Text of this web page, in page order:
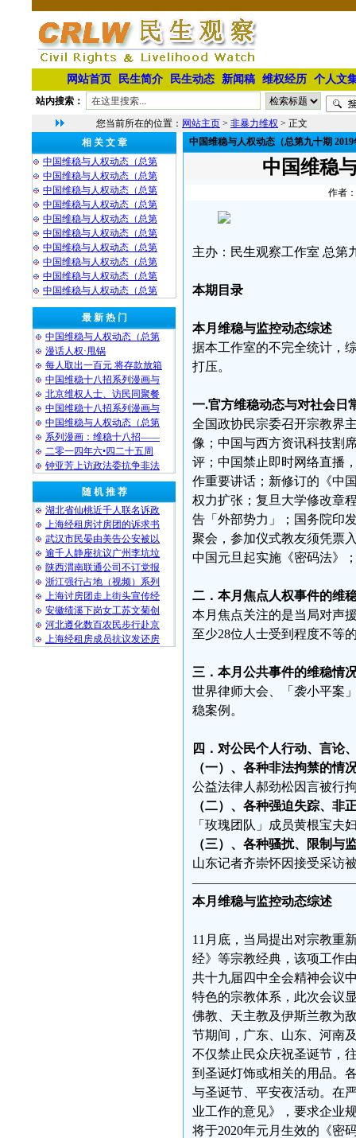
网站首页 民生简介 民生动态 新闻稿 维权经历 个人文
站内搜索：
您当前所在的位置： 网站主页 > 非暴力维权 > 正文
相 关 文 章
中国维稳与人权动态（总第
中国维稳与人权动态（总第
中国维稳与人权动态（总第
中国维稳与人权动态（总第
中国维稳与人权动态（总第
中国维稳与人权动态（总第
中国维稳与人权动态（总第
中国维稳与人权动态（总第
中国维稳与人权动态（总第
中国维稳与人权动态（总第
最 新 热 门
中国维稳与人权动态（总第
漫话人权·甩锅
每人取出一百元 将存款放箱
中国维稳十八招系列漫画与
北京维权人士、访民同聚餐
中国维稳十八招系列漫画与
中国维稳与人权动态（总第
系列漫画：维稳十八招——
二零一四年六•四二十五周
钟亚芳上访政法委抗争非法
随 机 推 荐
湖北省仙桃近千人联名诉政
上海经租房讨房团的诉求书
武汉市民晏由美告公安被以
逾千人静座抗议广州李坑垃
陕西渭南联通公司不订党报
浙江强行占地（视频）系列
上海讨房团走上街头宣传经
安徽绩溪下岗女工苏文菊创
河北遵化数百农民步行赴京
上海经租房成员抗议发还房
中国维稳与人权动态（总第九十期 2019
中国维稳
作者
主办：民生观察工作室 总第
本期目录
本月维稳与监控动态综述
据本工作室的不完全统计，
打压。
一.官方维稳动态与对社会日
全国政协民宗委召开宗教界
像；中国与西方资讯科技割
评；中国禁止即时网络直播
作重要讲话；新修订的《中
权力扩张；复旦大学修改章
告「外部势力」；国务院印
聚会，参加仪式教友须凭票
中国元旦起实施《密码法》
二．本月焦点人权事件的维
本月焦点关注的是当局对声
至少28位人士受到程度不等
三．本月公共事件的维稳情
世界律师大会、「袭小平案
稳案例。
四．对公民个人行动、言论
（一）、各种非法拘禁的情
公益法律人郝劲松因言被行
（二）、各种强迫失踪、非
「玫瑰团队」成员黄根宝夫
（三）、各种骚扰、限制与
山东记者齐崇怀因接受采访
本月维稳与监控动态综述
11月底，当局提出对宗教重
经》等宗教经典，该项工作
共十九届四中全会精神会议
特色的宗教体系，此次会议
佛教、天主教及伊斯兰教为
节期间，广东、山东、河南
不仅禁止民众庆祝圣诞节，
到圣诞灯饰或相关的用品。
与圣诞节、平安夜活动。在
业工作的意见》，要求企业
将于2020年元月生效的《密